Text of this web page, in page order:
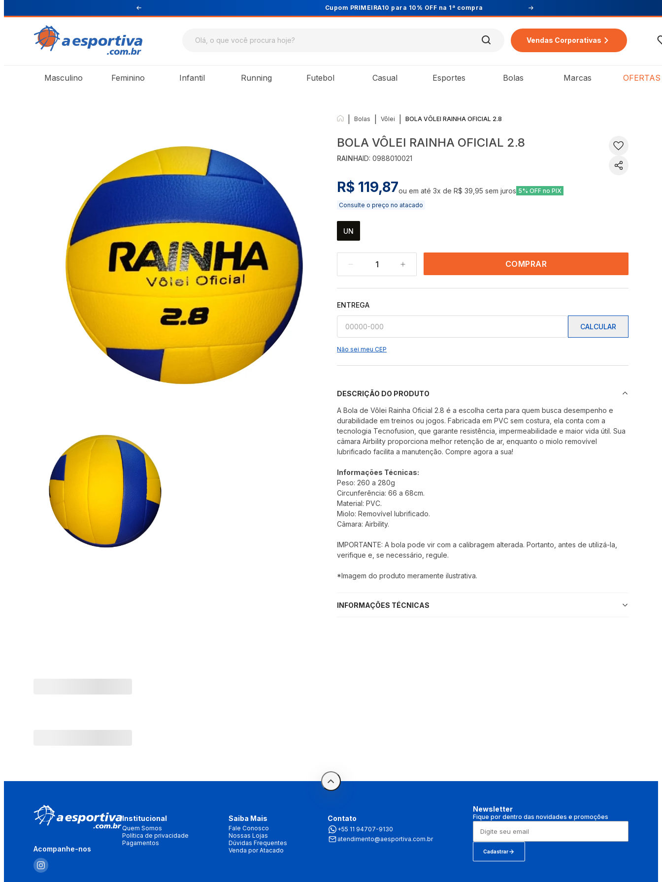
Cupom PRIMEIRA10 para 10% OFF na 1ª compra
Vendas Corporativas
Masculino Feminino Infantil Running Futebol Casual Esportes Bolas Marcas OFERTAS
Bolas Vôlei BOLA VÔLEI RAINHA OFICIAL 2.8
BOLA VÔLEI RAINHA OFICIAL 2.8
RAINHAID:0988010021
R$ 119,87ou em até3x deR$ 39,95 sem juros 5% OFF no PIX
Consulte o preço no atacado
UN
1 COMPRAR
ENTREGA
CALCULAR
Não sei meu CEP
DESCRIÇÃO DO PRODUTO
A Bola de Vôlei Rainha Oficial 2.8 é a escolha certa para quem busca desempenho e
durabilidade em treinos ou jogos. Fabricada em PVC sem costura, ela conta com a
tecnologia Tecnofusion, que garante resistência, impermeabilidade e maior vida útil. Sua
câmara Airbility proporciona melhor retenção de ar, enquanto o miolo removível
lubrificado facilita a manutenção. Compre agora a sua!
Informações Técnicas:
Peso: 260 a 280g
Circunferência: 66 a 68cm.
Material: PVC.
Miolo: Removível lubrificado.
Câmara: Airbility.
IMPORTANTE: A bola pode vir com a calibragem alterada. Portanto, antes de utilizá-la,
verifique e, se necessário, regule.
*Imagem do produto meramente ilustrativa.
INFORMAÇÕES TÉCNICAS
Acompanhe-nos
Institucional
Quem Somos
Política de privacidade
Pagamentos
Saiba Mais
Fale Conosco
Nossas Lojas
Dúvidas Frequentes
Venda por Atacado
Contato
+55 11 94707-9130
atendimento@aesportiva.com.br
Newsletter
Fique por dentro das novidades e promoções
Cadastrar